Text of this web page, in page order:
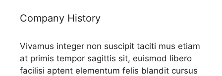
Company History
Vivamus integer non suscipit taciti mus etiam
at primis tempor sagittis sit, euismod libero
facilisi aptent elementum felis blandit cursus